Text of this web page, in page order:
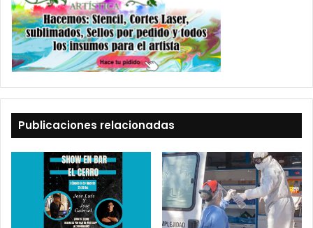
Publicaciones relacionadas